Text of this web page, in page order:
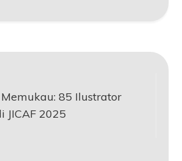
85 Ilustrator
JICAF 2025